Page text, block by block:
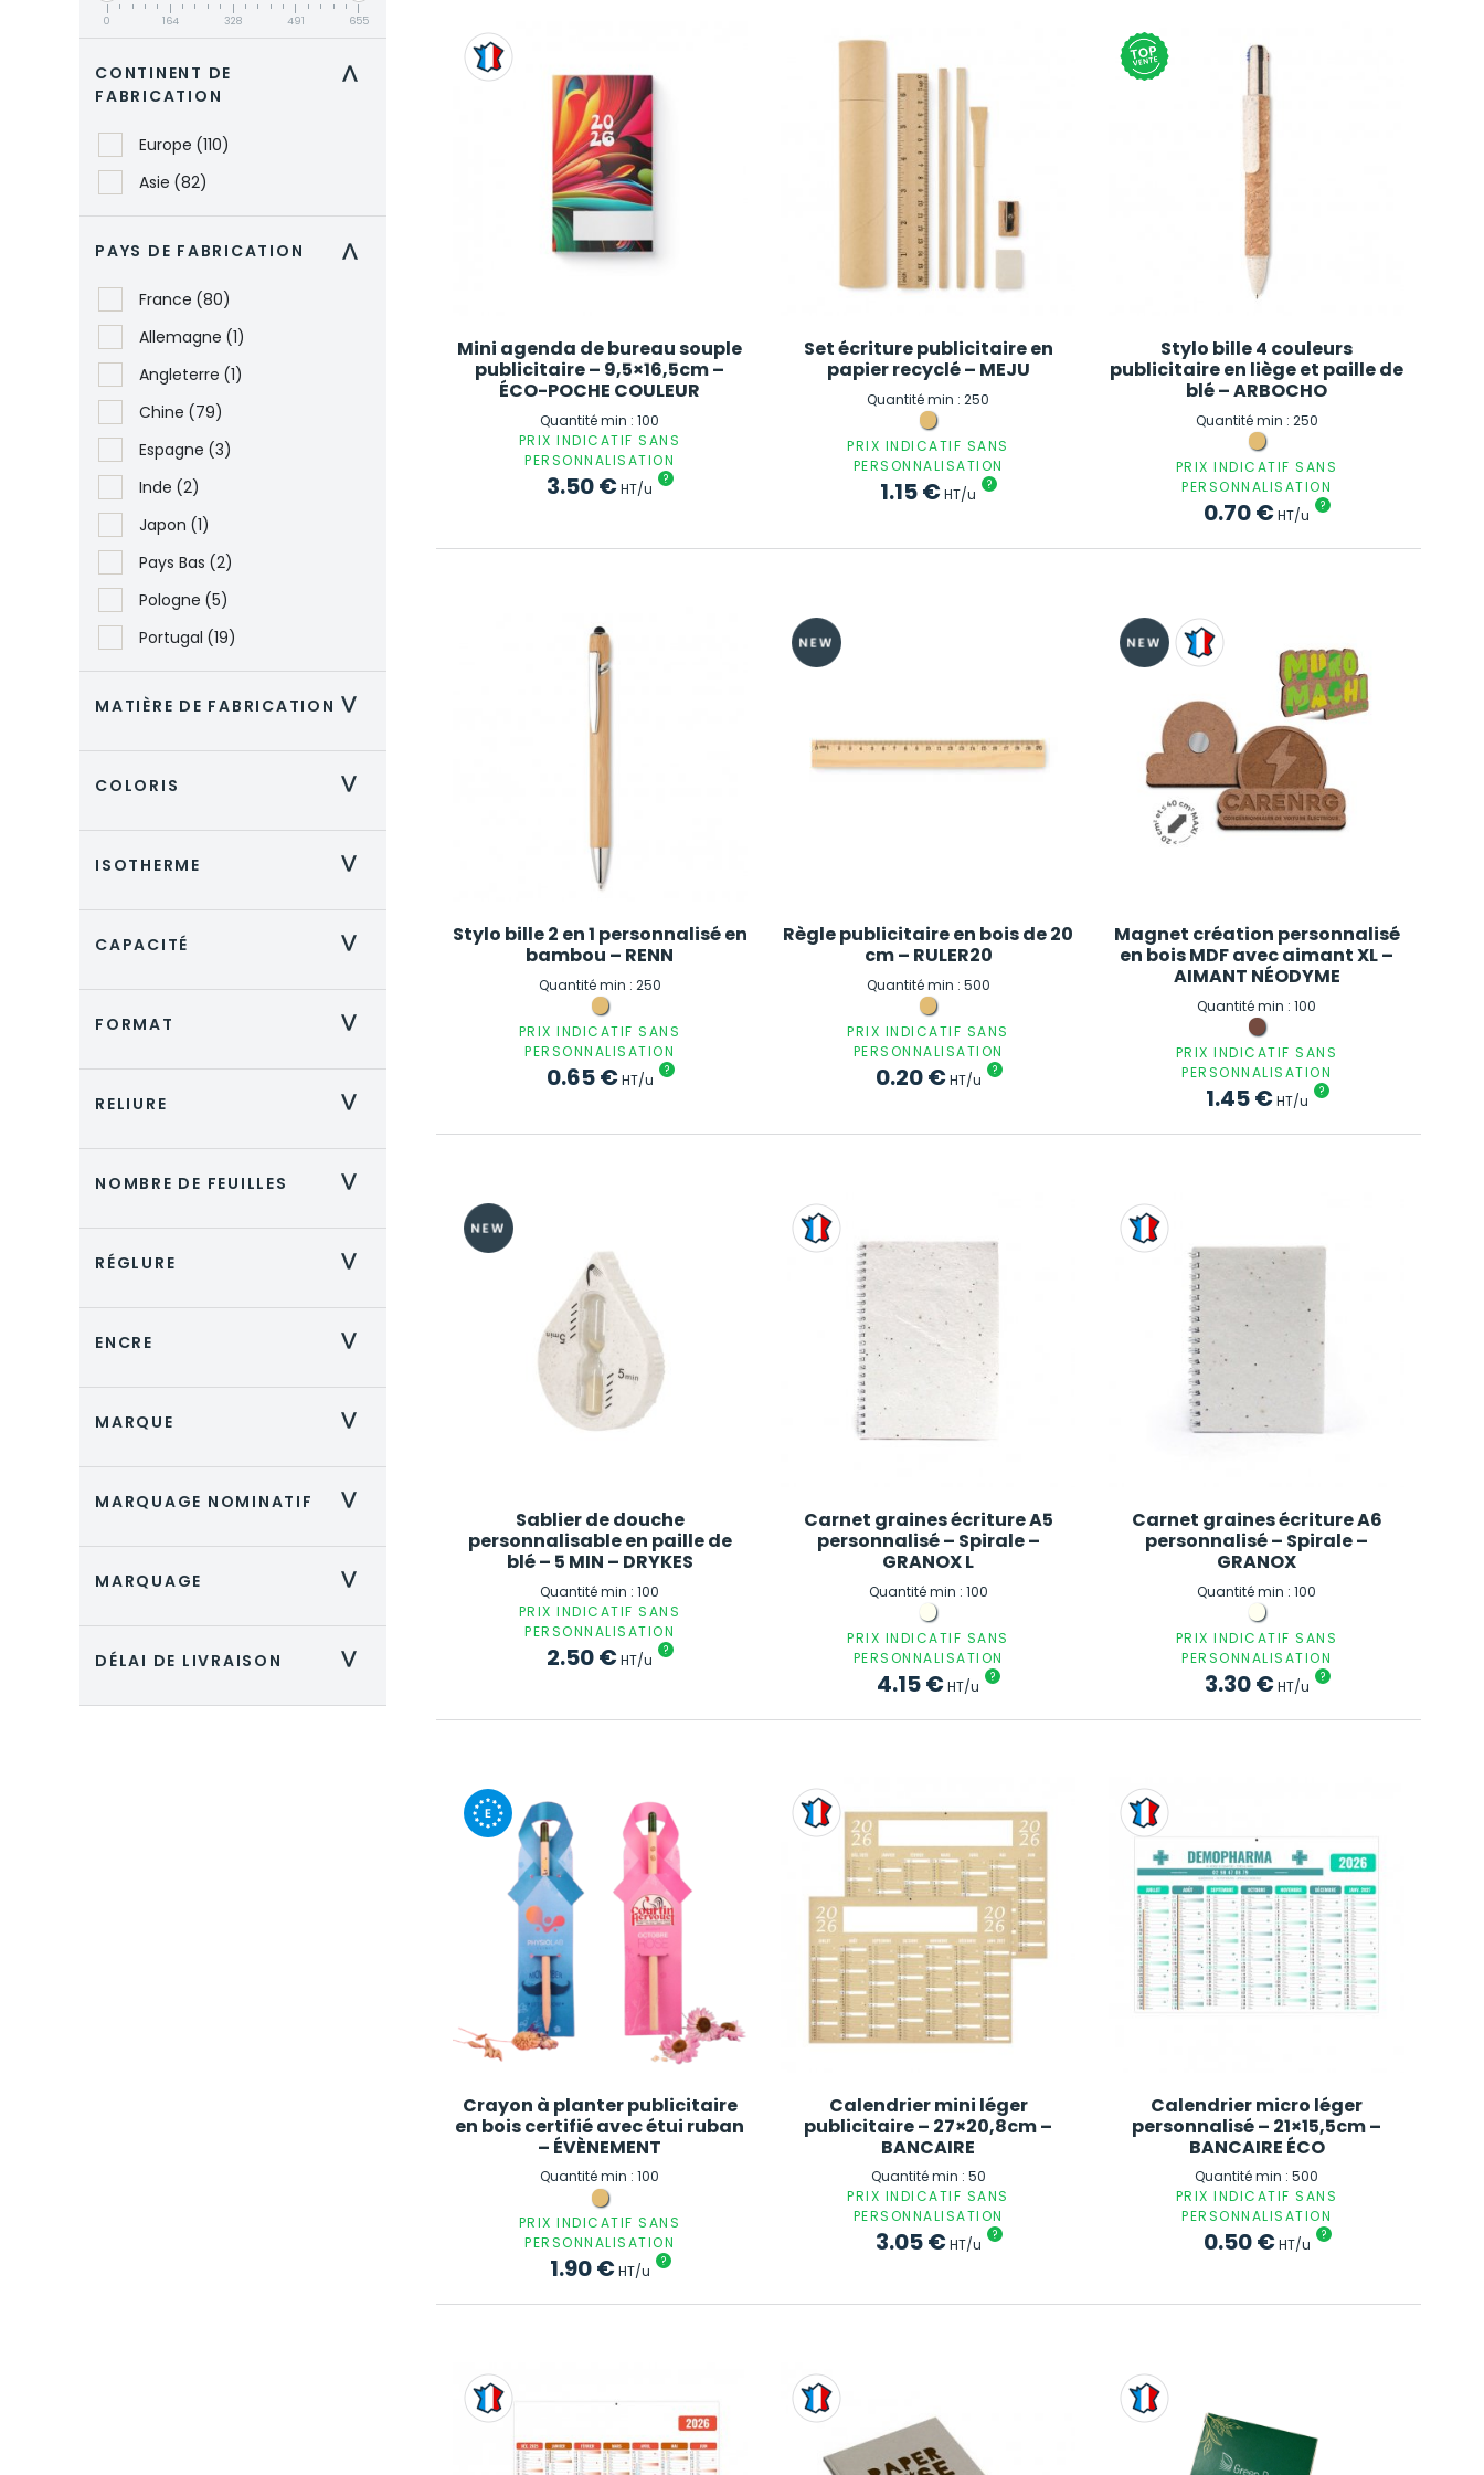
Mini agenda de bureau souple
publicitaire – 9,5×16,5cm –
ÉCO-POCHE COULEUR
Quantité min : 100
PRIX INDICATIF SANS
PERSONNALISATION
3.50€HT/u
?
Set écriture publicitaire en
papier recyclé – MEJU
Quantité min : 250
PRIX INDICATIF SANS
PERSONNALISATION
1.15€HT/u
?
Stylo bille 4 couleurs
publicitaire en liège et paille de
blé – ARBOCHO
Quantité min : 250
PRIX INDICATIF SANS
PERSONNALISATION
0.70€HT/u
?
Stylo bille 2 en 1 personnalisé en
bambou – RENN
Quantité min : 250
PRIX INDICATIF SANS
PERSONNALISATION
0.65€HT/u
?
Règle publicitaire en bois de 20
cm – RULER20
Quantité min : 500
PRIX INDICATIF SANS
PERSONNALISATION
0.20€HT/u
?
Magnet création personnalisé
en bois MDF avec aimant XL –
AIMANT NÉODYME
Quantité min : 100
PRIX INDICATIF SANS
PERSONNALISATION
1.45€HT/u
?
Sablier de douche
personnalisable en paille de
blé – 5 MIN – DRYKES
Quantité min : 100
PRIX INDICATIF SANS
PERSONNALISATION
2.50€HT/u
?
Carnet graines écriture A5
personnalisé – Spirale –
GRANOX L
Quantité min : 100
PRIX INDICATIF SANS
PERSONNALISATION
4.15€HT/u
?
Carnet graines écriture A6
personnalisé – Spirale –
GRANOX
Quantité min : 100
PRIX INDICATIF SANS
PERSONNALISATION
3.30€HT/u
?
Crayon à planter publicitaire
en bois certifié avec étui ruban
– ÉVÈNEMENT
Quantité min : 100
PRIX INDICATIF SANS
PERSONNALISATION
1.90€HT/u
?
Calendrier mini léger
publicitaire – 27×20,8cm –
BANCAIRE
Quantité min : 50
PRIX INDICATIF SANS
PERSONNALISATION
3.05€HT/u
?
Calendrier micro léger
personnalisé – 21×15,5cm –
BANCAIRE ÉCO
Quantité min : 500
PRIX INDICATIF SANS
PERSONNALISATION
0.50€HT/u
?
0 164 328 491 655
CONTINENT DE
FABRICATION
>
Europe (110)
Asie (82)
PAYS DE FABRICATION >
France (80)
Allemagne (1)
Angleterre (1)
Chine (79)
Espagne (3)
Inde (2)
Japon (1)
Pays Bas (2)
Pologne (5)
Portugal (19)
MATIÈRE DE FABRICATION>
COLORIS >
ISOTHERME >
CAPACITÉ >
FORMAT >
RELIURE >
NOMBRE DE FEUILLES >
RÉGLURE >
ENCRE >
MARQUE >
MARQUAGE NOMINATIF >
MARQUAGE >
DÉLAI DE LIVRAISON >